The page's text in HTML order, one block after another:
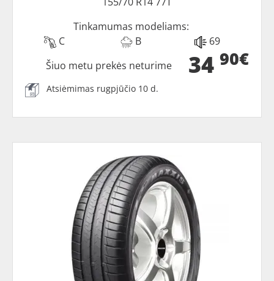
Tinkamumas modeliams:
C
B 69
34 90€
Šiuo metu prekės neturime
Atsiėmimas rugpjūčio 10 d.